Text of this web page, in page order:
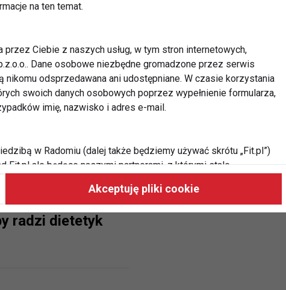
lody, pizza i
radzi dietetyk
na ten temat.
Ciebie z naszych usług, w tym stron internetowych,
Dane osobowe niezbędne gromadzone przez serwis
odsprzedawana ani udostępniane. W czasie korzystania
swoich danych osobowych poprzez wypełnienie formularza,
imię, nazwisko i adres e-mail.
w Radomiu (dalej także będziemy używać skrótu „Fit.pl”)
Fit.pl ale będące naszymi partnerami, z którymi stale
się tam materiałów do Twoich zainteresowań oraz do
boty, oszustwa czy nadużycia,
Akceptuję pliki cookie